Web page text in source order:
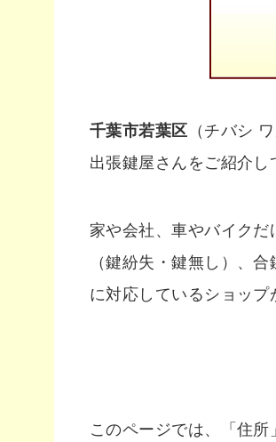
千葉市若葉区 （チバシ
出張鍵屋さんをご紹介し
家や会社、車やバイク
（鍵紛失・鍵無し）、
に対応しているショップ
このページでは、「住